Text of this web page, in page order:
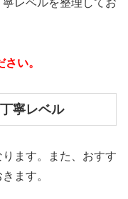
い。
寧レベル
ます。また、おすす
ます。